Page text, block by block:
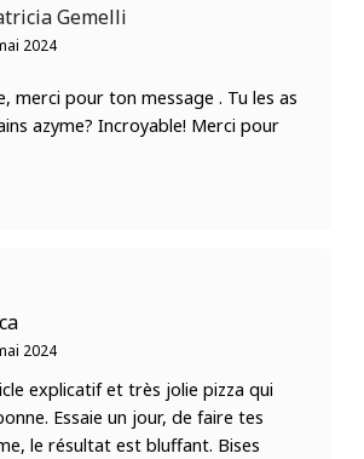
Gemelli
2024
merci pour ton message . Tu les as
azyme? Incroyable! Merci pour
2024
explicatif et très jolie pizza qui
Essaie un jour, de faire tes
le résultat est bluffant. Bises